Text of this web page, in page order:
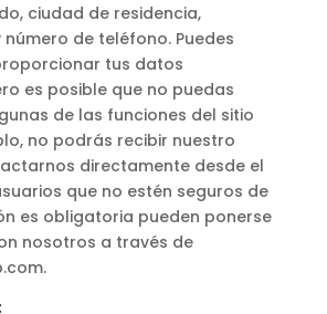
ciudad de residencia,
de teléfono. Puedes
tus datos
es posible que no puedas
de las funciones del sitio
no podrás recibir nuestro
directamente desde el
que no estén seguros de
es obligatoria pueden ponerse
nosotros a través de